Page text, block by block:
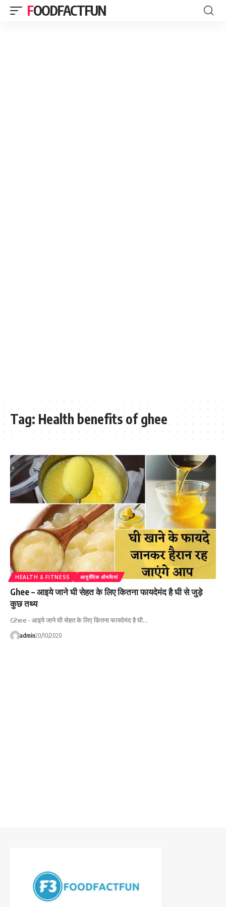
FOODFACTFUN
Tag: Health benefits of ghee
HEALTH & FITNESS आयुर्वेदिक औषधियां
Ghee – आइये जाने घी सेहत के लिए कितना फायदेमंद है घी से जुड़े
कुछ तथ्य
Ghee - आइये जाने घी सेहत के लिए कितना फायदेमंद है घी…
admin20/10/2020